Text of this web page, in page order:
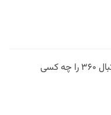
فیلتر در وقت اضافه؛ فوتبال ۳۶۰ را چه کسی